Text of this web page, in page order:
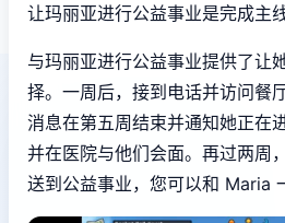
让玛丽亚进行公益事业是完成主
与玛丽亚进行公益事业提供了让
择。一周后，接到电话并访问餐
消息在第五周结束并通知她正在
并在医院与他们会面。再过两周
送到公益事业，您可以和 Maria